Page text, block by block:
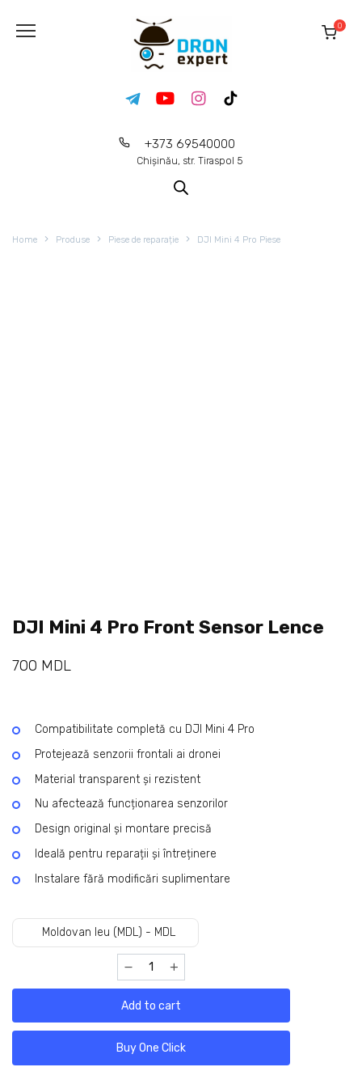
+373 69540000
Chișinău, str. Tiraspol 5
0
Home Produse Piese de reparație DJI Mini 4 Pro Piese
DJI Mini 4 Pro Front Sensor Lence
700 MDL
Compatibilitate completă cu DJI Mini 4 Pro
Protejează senzorii frontali ai dronei
Material transparent și rezistent
Nu afectează funcționarea senzorilor
Design original și montare precisă
Ideală pentru reparații și întreținere
Instalare fără modificări suplimentare
Moldovan leu (MDL) - MDL
Add to cart
Buy One Click